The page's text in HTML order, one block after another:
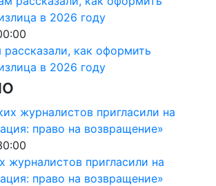
как оформить
в 2026 году
журналистов пригласили на
право на возвращение»